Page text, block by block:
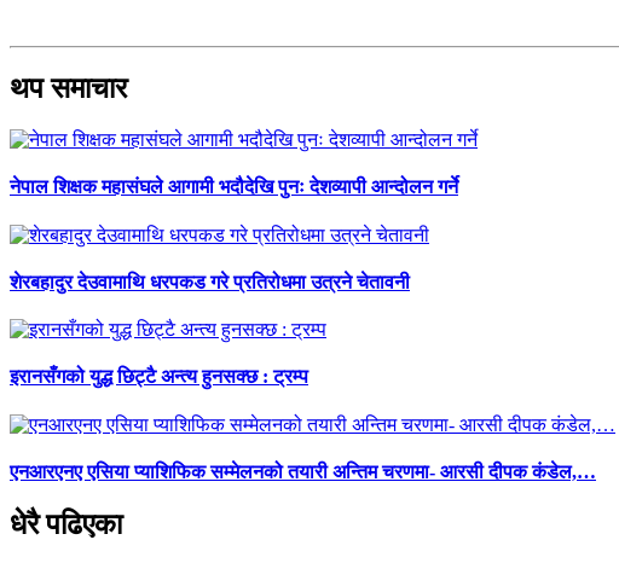
थप समाचार
नेपाल शिक्षक महासंघले आगामी भदौदेखि पुनः देशव्यापी आन्दोलन गर्ने
शेरबहादुर देउवामाथि धरपकड गरे प्रतिरोधमा उत्रने चेतावनी
इरानसँगको युद्ध छिट्टै अन्त्य हुनसक्छ : ट्रम्प
एनआरएनए एसिया प्याशिफिक सम्मेलनको तयारी अन्तिम चरणमा- आरसी दीपक कंडेल,…
धेरै पढिएका